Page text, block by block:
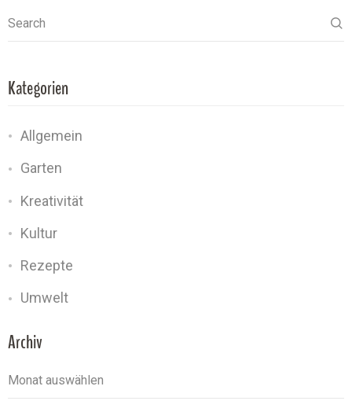
Search
Kategorien
Allgemein
Garten
Kreativität
Kultur
Rezepte
Umwelt
Archiv